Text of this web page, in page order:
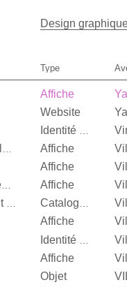
Design
Type
Affiche
Website
Quand je n’aurai plus de feuille, […] Affiche
Affiche
Alexandra Leykauf, Both Sides Now Affiche
It’s Our Playground, Elle disait bonjour aux machines Catalogue d’exposition
Affiche
Affiche
Objet